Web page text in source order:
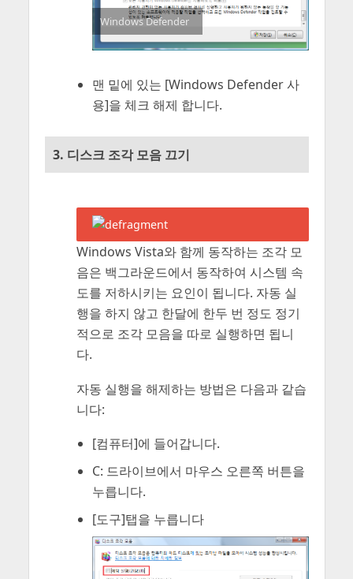
Windows Defender
맨 밑에 있는 [Windows Defender 사
용]을 체크 해제 합니다.
3. 디스크 조각 모음 끄기
Windows Vista와 함께 동작하는 조각 모
음은 백그라운드에서 동작하여 시스템 속
도를 저하시키는 요인이 됩니다. 자동 실
행을 하지 않고 한달에 한두 번 정도 정기
적으로 조각 모음을 따로 실행하면 됩니
다.
자동 실행을 해제하는 방법은 다음과 같습
니다:
[컴퓨터]에 들어갑니다.
C: 드라이브에서 마우스 오른쪽 버튼을
누릅니다.
[도구]탭을 누릅니다